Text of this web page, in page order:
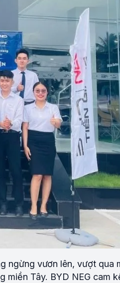
ngừng vươn lên, vượt qua
miền Tây. BYD NEG cam